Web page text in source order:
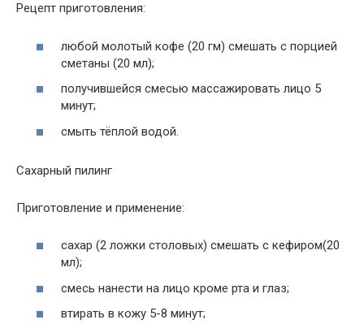
Рецепт приготовления:
любой молотый кофе (20 гм) смешать с порцией
сметаны (20 мл);
получившейся смесью массажировать лицо 5
минут;
смыть тёплой водой.
Сахарный пилинг
Приготовление и применение:
сахар (2 ложки столовых) смешать с кефиром(20
мл);
смесь нанести на лицо кроме рта и глаз;
втирать в кожу 5-8 минут;